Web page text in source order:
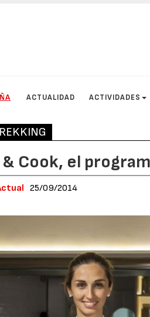
ACTUALIDAD ACTIVIDADES
Cook, el
25/09/2014